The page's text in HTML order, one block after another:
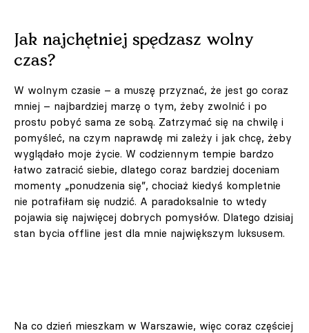
Jak najchętniej spędzasz wolny
czas?
W wolnym czasie – a muszę przyznać, że jest go coraz
mniej – najbardziej marzę o tym, żeby zwolnić i po
prostu pobyć sama ze sobą. Zatrzymać się na chwilę i
pomyśleć, na czym naprawdę mi zależy i jak chcę, żeby
wyglądało moje życie. W codziennym tempie bardzo
łatwo zatracić siebie, dlatego coraz bardziej doceniam
momenty „ponudzenia się”, chociaż kiedyś kompletnie
nie potrafiłam się nudzić. A paradoksalnie to wtedy
pojawia się najwięcej dobrych pomysłów. Dlatego dzisiaj
stan bycia offline jest dla mnie największym luksusem.
Na co dzień mieszkam w Warszawie, więc coraz częściej